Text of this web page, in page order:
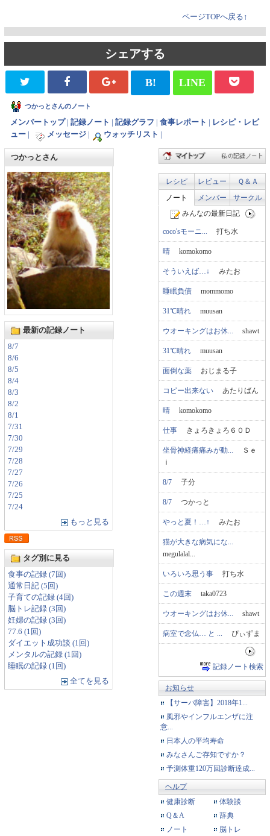
ページTOPへ戻る↑
シェアする
B! LINE
つかっとさんのノート
メンバートップ| 記録ノート 記録グラフ 食事レポート
レシピ・レビ
ュー
メッセージ ウォッチリスト
つかっとさん
最新の記録ノート
8/7
8/6
8/5
8/4
8/3
8/2
8/1
7/31
7/30
7/29
7/28
7/27
7/26
7/25
7/24
もっと見る
タグ別に見る
食事の記録 (7回)
通常日記 (5回)
子育ての記録 (4回)
脳トレ記録 (3回)
妊婦の記録 (3回)
77.6 (1回)
ダイエット成功談 (1回)
メンタルの記録 (1回)
睡眠の記録 (1回)
全てを見る
レシピ レビュー
Ｑ＆Ａ
ノート
メンバー
サークル
みんなの最新日記
coco'sモーニ... 打ち水
晴 komokomo
そういえば…↓ みたお
睡眠負債 mommomo
31℃晴れ muusan
ウオーキングはお休... shawt
31℃晴れ muusan
面倒な薬 おじまる子
コピー出来ない あたりばん
晴 komokomo
仕事 きょろきょろ６０Ｄ
坐骨神経痛痛みが動...
Ｓｅ
ｉ
8/7 子分
8/7 つかっと
やっと夏！…↑ みたお
猫が大きな病気にな...
megulalal...
いろいろ思う事 打ち水
この週末 taka0723
ウオーキングはお休... shawt
病室で念仏… と ... ぴぃずま
記録ノート検索
お知らせ
【サーバ障害】2018年1...
風邪やインフルエンザに注
意...
日本人の平均寿命
みなさんご存知ですか？
予測体重120万回診断達成...
ヘルプ
健康診断
体験談
Q＆A
辞典
ノート
脳トレ